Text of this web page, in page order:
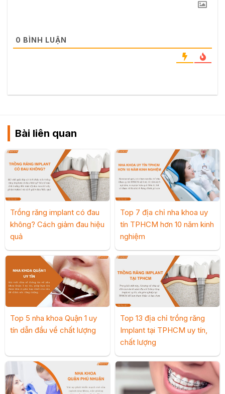
0 BÌNH LUẬN
Bài liên quan
Trồng răng implant có đau
không? Cách giảm đau hiệu
quả
Top 7 địa chỉ nha khoa uy
tín TPHCM hơn 10 năm kinh
nghiệm
Top 5 nha khoa Quận 1 uy
tín dẫn đầu về chất lượng
Top 13 địa chỉ trồng răng
Implant tại TPHCM uy tín,
chất lượng